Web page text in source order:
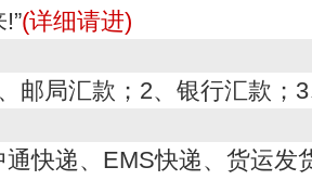
(详细请进)
邮局汇款；2、银行汇款；
快递、EMS快递、货运发